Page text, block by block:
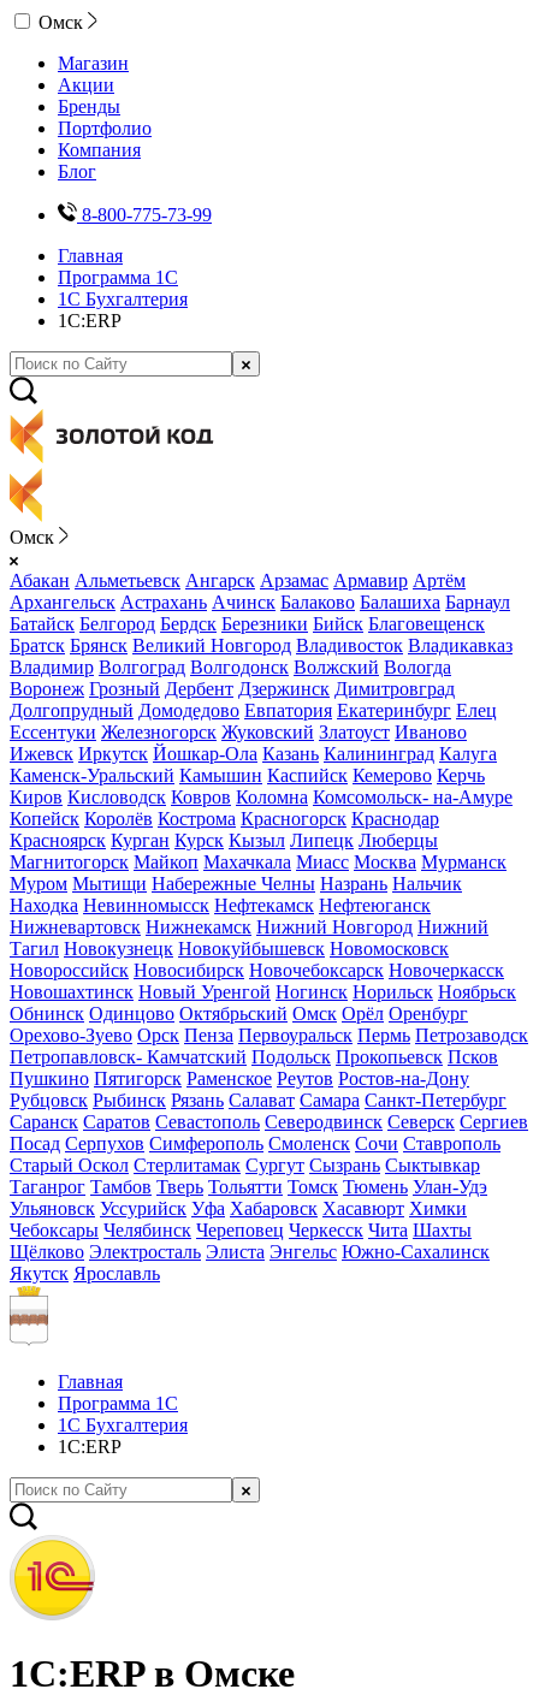
Омск
Магазин
Акции
Бренды
Портфолио
Компания
Блог
8-800-775-73-99
Главная
Программа 1С
1С Бухгалтерия
1С:ERP
Омск
Абакан Альметьевск Ангарск Арзамас Армавир Артём
Архангельск Астрахань Ачинск Балаково Балашиха Барнаул
Батайск Белгород Бердск Березники Бийск Благовещенск
Братск Брянск Великий Новгород Владивосток Владикавказ
Владимир Волгоград Волгодонск Волжский Вологда
Воронеж Грозный Дербент Дзержинск Димитровград
Долгопрудный Домодедово Евпатория Екатеринбург Елец
Ессентуки Железногорск Жуковский Златоуст Иваново
Ижевск Иркутск Йошкар-Ола Казань Калининград Калуга
Каменск-Уральский Камышин Каспийск Кемерово Керчь
Киров Кисловодск Ковров Коломна Комсомольск- на-Амуре
Копейск Королёв Кострома Красногорск Краснодар
Красноярск Курган Курск Кызыл Липецк Люберцы
Магнитогорск Майкоп Махачкала Миасс Москва Мурманск
Муром Мытищи Набережные Челны Назрань Нальчик
Находка Невинномысск Нефтекамск Нефтеюганск
Нижневартовск Нижнекамск Нижний Новгород Нижний
Тагил Новокузнецк Новокуйбышевск Новомосковск
Новороссийск Новосибирск Новочебоксарск Новочеркасск
Новошахтинск Новый Уренгой Ногинск Норильск Ноябрьск
Обнинск Одинцово Октябрьский Омск Орёл Оренбург
Орехово-Зуево Орск Пенза Первоуральск Пермь Петрозаводск
Петропавловск- Камчатский Подольск Прокопьевск Псков
Пушкино Пятигорск Раменское Реутов Ростов-на-Дону
Рубцовск Рыбинск Рязань Салават Самара Санкт-Петербург
Саранск Саратов Севастополь Северодвинск Северск Сергиев
Посад Серпухов Симферополь Смоленск Сочи Ставрополь
Старый Оскол Стерлитамак Сургут Сызрань Сыктывкар
Таганрог Тамбов Тверь Тольятти Томск Тюмень Улан-Удэ
Ульяновск Уссурийск Уфа Хабаровск Хасавюрт Химки
Чебоксары Челябинск Череповец Черкесск Чита Шахты
Щёлково Электросталь Элиста Энгельс Южно-Сахалинск
Якутск Ярославль
Главная
Программа 1С
1С Бухгалтерия
1С:ERP
1С:ERP в Омске